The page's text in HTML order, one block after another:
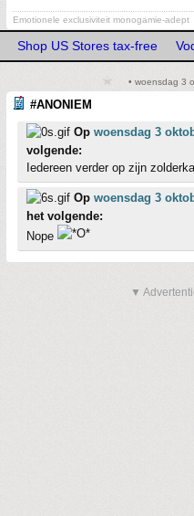
Emotionele exclusiviteit monogamie-adept
Shop US Stores tax-free
• woensdag 3
#ANONIEM
Op woensdag 3
volgende:
Iedereen verder op zijn
Op woensdag 3
het volgende:
Nope
▼